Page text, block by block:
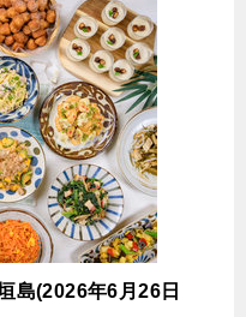
島(2026年6月26日